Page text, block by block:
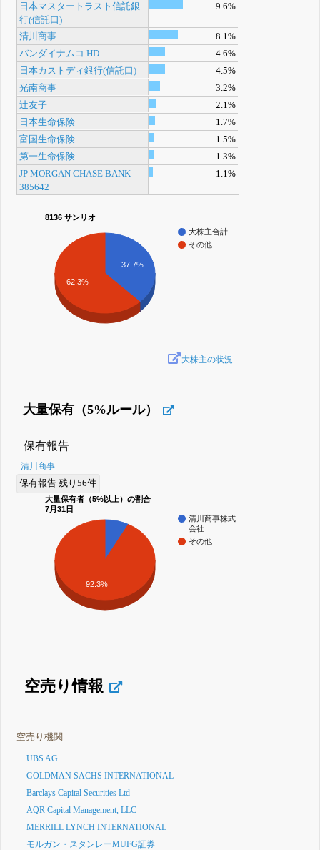
日本マスタートラスト信託銀
行(信託口)
9.6%
清川商事
8.1%
バンダイナムコ HD
4.6%
日本カストディ銀行(信託口)
4.5%
光南商事
3.2%
辻友子
2.1%
日本生命保険
1.7%
富国生命保険
1.5%
第一生命保険
1.3%
JP MORGAN CHASE BANK
385642
1.1%
8136 サンリオ
大株主合計
その他
37.7%
62.3%
大株主の状況
大量保有（5%ルール）
保有報告
清川商事
保有報告 残り56件
大量保有者（5%以上）の割合
7月31日
清川商事株式
会社
その他
92.3%
空売り情報
空売り機関
UBS AG
GOLDMAN SACHS INTERNATIONAL
Barclays Capital Securities Ltd
AQR Capital Management, LLC
MERRILL LYNCH INTERNATIONAL
モルガン・スタンレーMUFG証券